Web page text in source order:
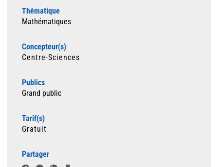
Thématique
Mathématiques
Concepteur(s)
Centre-Sciences
Publics
Grand public
Tarif(s)
Gratuit
Partager